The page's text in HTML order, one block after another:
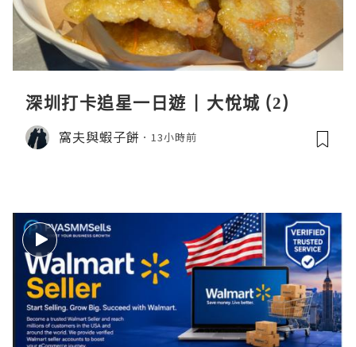
深圳打卡追星一日遊 | 大悅城 (2)
窩夫與蝦子餅 13小時前